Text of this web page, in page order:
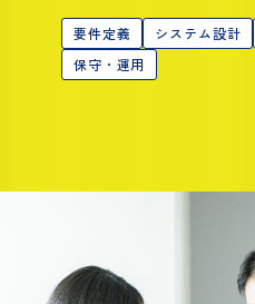
要件定義 システム設計
保守・運用